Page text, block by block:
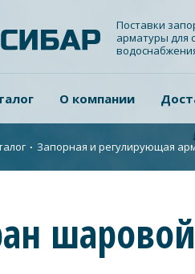
Поставки
арматуры для
О компании
∙ Запорная и регулирующая